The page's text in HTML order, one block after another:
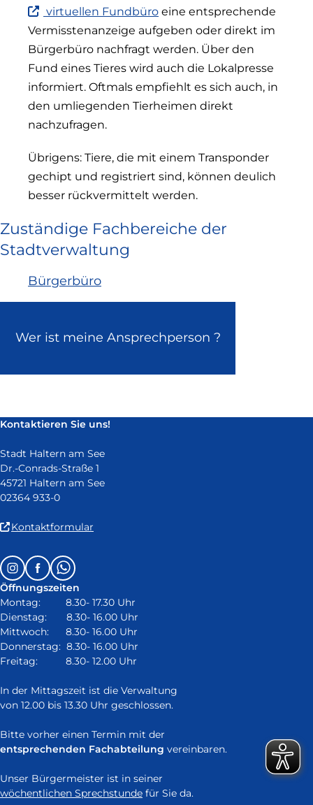
virtuellen Fundbüro(Link
extern
und
öffnet
in
neuem
eine entsprechende
Vermisstenanzeige aufgeben oder direkt im
Bürgerbüro nachfragt werden. Über den
Fund eines Tieres wird auch die Lokalpresse
informiert. Oftmals empfiehlt es sich auch, in
den umliegenden Tierheimen direkt
nachzufragen.
Übrigens: Tiere, die mit einem Transponder
gechipt und registriert sind, können deulich
besser rückvermittelt werden.
Zuständige Fachbereiche der
Stadtverwaltung
Bürgerbüro
Wer ist meine Ansprechperson ?
Kontaktieren Sie uns!
Stadt Haltern am See
Dr.-Conrads-Straße 1
45721 Haltern am See
02364 933-0
Kontaktformular
in
neuem
Fenster)
Follow
us
on:
InstagramFacebookWhatsapp
Öffnungszeiten
Montag: 8.30- 17.30 Uhr
Dienstag: 8.30- 16.00 Uhr
Mittwoch: 8.30- 16.00 Uhr
Donnerstag: 8.30- 16.00 Uhr
Freitag: 8.30- 12.00 Uhr
In der Mittagszeit ist die Verwaltung
von 12.00 bis 13.30 Uhr geschlossen.
Bitte vorher einen Termin mit der
entsprechenden Fachabteilung vereinbaren.
Unser Bürgermeister ist in seiner
wöchentlichen Sprechstunde für Sie da.